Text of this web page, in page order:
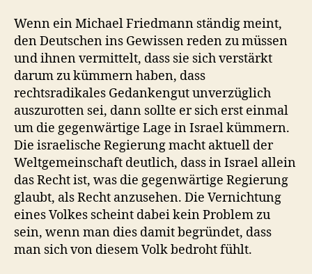
Wenn ein Michael Friedmann ständig meint,
den Deutschen ins Gewissen reden zu müssen
und ihnen vermittelt, dass sie sich verstärkt
darum zu kümmern haben, dass
rechtsradikales Gedankengut unverzüglich
auszurotten sei, dann sollte er sich erst einmal
um die gegenwärtige Lage in Israel kümmern.
Die israelische Regierung macht aktuell der
Weltgemeinschaft deutlich, dass in Israel allein
das Recht ist, was die gegenwärtige Regierung
glaubt, als Recht anzusehen. Die Vernichtung
eines Volkes scheint dabei kein Problem zu
sein, wenn man dies damit begründet, dass
man sich von diesem Volk bedroht fühlt.